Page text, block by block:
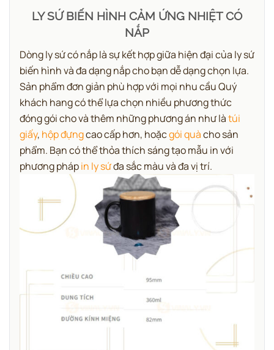
LY SỨ BIẾN HÌNH CẢM ỨNG NHIỆT CÓ
NẮP
Dòng ly sứ có nắp là sự kết hợp giữa hiện đại của ly sứ
biến hình và đa dạng nắp cho bạn dễ dạng chọn lựa.
Sản phẩm đơn giản phù hợp với mọi nhu cầu Quý
khách hang có thể lựa chọn nhiều phương thức
đóng gói cho và thêm những phương án như làtúi
giấy, hộp đựngcao cấp hơn, hoặcgói quàcho sản
phẩm. Bạn có thể thỏa thích sáng tạo mẫu in với
phương phápin ly sứđa sắc màu và đa vị trí.